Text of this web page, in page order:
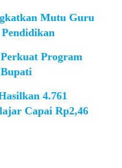
Mutu Guru
Program
4.761
Capai Rp2,46